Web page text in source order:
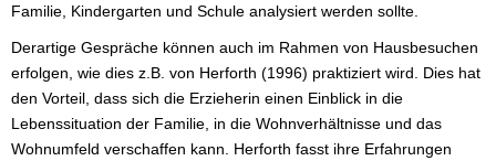
Familie, Kindergarten und Schule analysiert werden sollte.
Derartige Gespräche können auch im Rahmen von Hausbesuchen
erfolgen, wie dies z.B. von Herforth (1996) praktiziert wird. Dies hat
den Vorteil, dass sich die Erzieherin einen Einblick in die
Lebenssituation der Familie, in die Wohnverhältnisse und das
Wohnumfeld verschaffen kann. Herforth fasst ihre Erfahrungen